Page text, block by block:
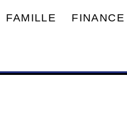
FAMILLE FINANCE